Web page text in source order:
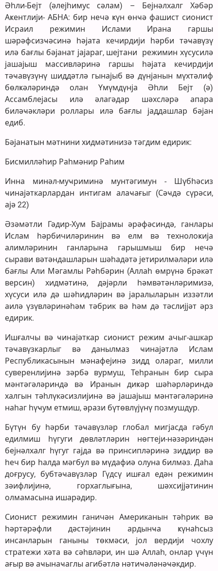
Әһли-Бејт (әлејһимус сәлам) – Бејнәлхалг Хәбәр
Аҝентлији- АБНА: бир нечә ҝүн өнҹә фашист сионист
Исраил режимин Ислами Ирана гаршы
шәрәфсизҹәсинә һәјата кечирдији һәрби тәҹавүзү
илә бағлы бәјанат јајараг, шејтани режимин хүсусилә
јашајыш массивләринә гаршы һәјата кечирдији
тәҹавүзүнү шиддәтлә гынајыб вә дүнјанын мүхтәлиф
бөлҝәләриндә олан Үмүмдүнја Әһли Бејт (ә)
Ассамблејасы илә әлагәдар шәхсләрә апара
биләҹәкләри роллары илә бағлы јаддашлар бәјан
едиб.
Бәјанатын мәтнини хидмәтинизә тәгдим едирик:
Бисмилләһир Раһмәнир Раһим
Инна минәл-муҹриминә мунтәгимун - Шүбһәсиз
ҹинајәткарлардан интигам алаҹағыг (Сәҹдә сүрәси,
ајә 22)
Әзәмәтли Гәдир-Хум Бајрамы әрәфәсиндә, ганлары
Ислам һәрбичиләринин вә елм вә технолоҝија
алимләринин ганларына гарышмыш бир нечә
сырави вәтәндашларын шәһадәтә јетирилмәләри илә
бағлы Али Мәгамлы Рәһбәрин (Аллаһ өмрүнә брәкәт
версин) хидмәтинә, дәјәрли һәмвәтәнләримизә,
хүсуси илә дә шәһидләрин вә јаралыларын иззәтли
аилә үзүвләринәһәм тәбрик вә һәм дә тәслијјәт әрз
едирик.
Ишғалчы вә ҹинајәткар сионист режим ачыг-ашкар
тәҹавүзкарлыг вә данылмаз ҹинајәтлә Ислам
Республикасынын мәнафејинә зидд олараг, милли
суверенлијинә зәрбә вурмуш, Теһранын бир сыра
мәнтәгәләриндә вә Иранын диҝәр шәһәрләриндә
халгын тәһлүкәсизлијинә вә јашајыш мәнтәгәләринә
наһаг һүҹум етмиш, әрази бүтөвлүјүнү позмушдур.
Бүтүн бу һәрби тәҹавүзләр глобал мигјасда гәбул
едилмиш һүгуги дөвләтләрин нөгтеји-нәзәриндән
бејнәлхалг һүгуг гајда вә принсипләринә зиддир вә
һеч бир һалда мәгбул вә мүдафиә олуна билмәз. Даһа
доғрусу, бубтәҹавүзләр Гүдсү ишғал едән режимин
зәифлијинә, горхаглығына, шәхсијјәтинин
олмамасына ишарәдир.
Сионист режимин ганичән Американын тәһрик вә
һәртәрәфли дәстәјинин ардынҹа ҝүнаһсыз
инсанларын ганыны төкмәси, јол вердији чохлу
стратежи хәта вә сәһвләри, ин шә Аллаһ, онлар үчүн
ағыр вә аҹынаҹаглы агибәтлә нәтиҹәләнәҹәкдир.